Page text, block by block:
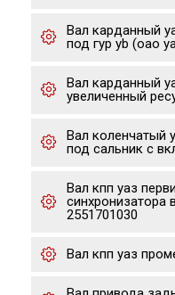
Вал карданный
под гур yb (оао
Вал карданный
увеличенный
Вал коленчатый
под сальник с
Вал кпп уаз
синхронизатора
2551701030
Вал кпп уаз